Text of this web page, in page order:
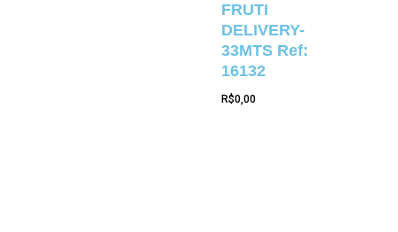
FRUTI
DELIVERY-
33MTS Ref:
16132
R$0,00